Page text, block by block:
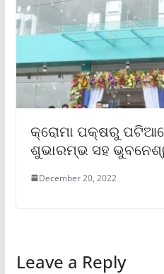
କ୍ରୋମା ପକ୍ଷରୁ
ଶୁଭାରମ୍ଭ ସହ
December 20, 2022
Leave a Reply